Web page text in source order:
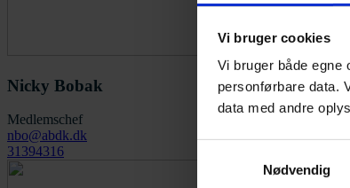
Vi bruger cookies
Vi bruger både
personførbare data.
data med andre
Nødvendig
Nicky Bobak
Medlemschef
nbo@abdk.dk
31394316